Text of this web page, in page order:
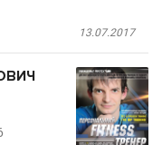
13.07.2017